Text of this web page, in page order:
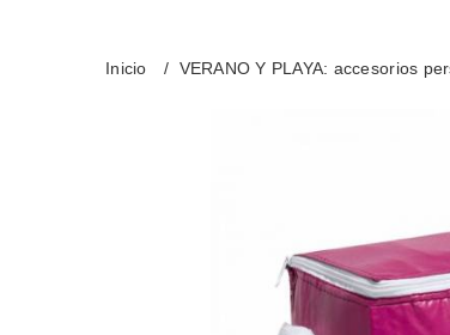
Inicio VERANO Y PLAYA: accesorios